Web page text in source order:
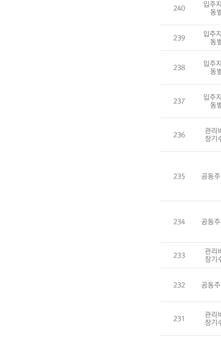
240
입주
동
239
입주
동
238
입주
동
237
입주
동
236
관리
장기
235 공동
234 공동
233
관리
장기
232 공동
231
관리
장기